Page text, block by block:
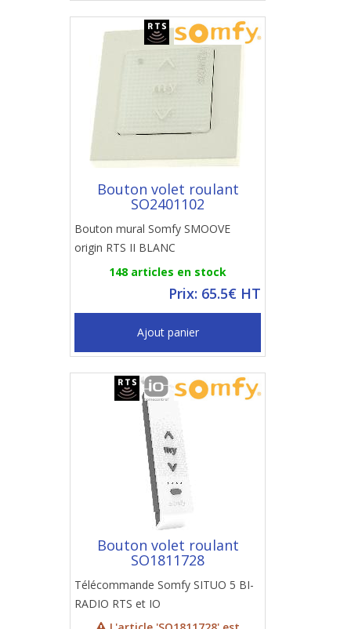
Bouton volet roulant
SO2401102
Bouton mural Somfy SMOOVE
origin RTS II BLANC
148 articles en stock
Prix: 65.5€ HT
Ajout panier
Bouton volet roulant
SO1811728
Télécommande Somfy SITUO 5 BI-
RADIO RTS et IO